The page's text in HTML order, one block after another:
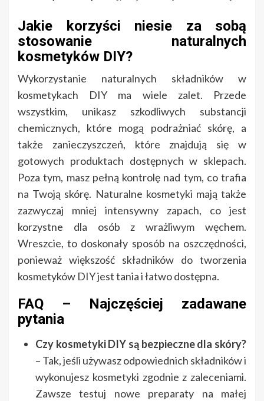
Jakie korzyści niesie za sobą
stosowanie naturalnych
kosmetyków DIY?
Wykorzystanie naturalnych składników w
kosmetykach DIY ma wiele zalet. Przede
wszystkim, unikasz szkodliwych substancji
chemicznych, które mogą podrażniać skórę, a
także zanieczyszczeń, które znajdują się w
gotowych produktach dostępnych w sklepach.
Poza tym, masz pełną kontrolę nad tym, co trafia
na Twoją skórę. Naturalne kosmetyki mają także
zazwyczaj mniej intensywny zapach, co jest
korzystne dla osób z wrażliwym węchem.
Wreszcie, to doskonały sposób na oszczędności,
ponieważ większość składników do tworzenia
kosmetyków DIY jest tania i łatwo dostępna.
FAQ – Najczęściej zadawane
pytania
Czy kosmetyki DIY są bezpieczne dla skóry?
– Tak, jeśli używasz odpowiednich składników i
wykonujesz kosmetyki zgodnie z zaleceniami.
Zawsze testuj nowe preparaty na małej